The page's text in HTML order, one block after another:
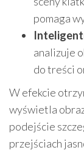
pomaga
analizuje
do treści
W efekcie
wyświetla
podejście
przejściach